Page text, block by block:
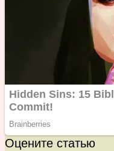
Оцените статью